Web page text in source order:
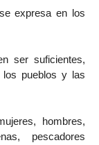
expresa en los
ser suficientes,
los pueblos y las
hombres,
pescadores